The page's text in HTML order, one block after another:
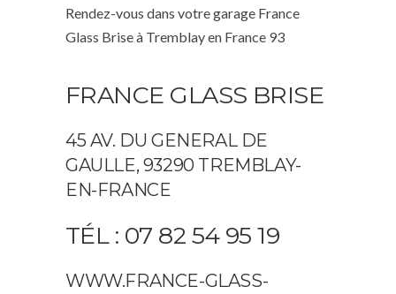
Rendez-vous dans votre garage France
Glass Brise à Tremblay en France 93
FRANCE GLASS BRISE
45 AV. DU GENERAL DE
GAULLE, 93290 TREMBLAY-
EN-FRANCE
TÉL : 07 82 54 95 19
WWW.FRANCE-GLASS-